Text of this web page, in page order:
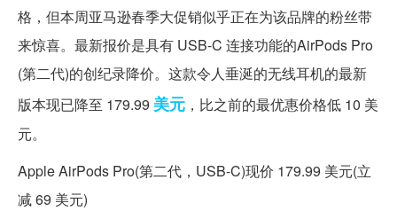
格，但本周亚马逊春季大促销似乎正在为该品牌的粉丝带
来惊喜。最新报价是具有 USB-C 连接功能的AirPods Pro
(第二代)的创纪录降价。这款令人垂涎的无线耳机的最新
版本现已降至 179.99 美元 ，比之前的最优惠价格低 10 美
元。
Apple AirPods Pro(第二代，USB-C)现价 179.99 美元(立
减 69 美元)